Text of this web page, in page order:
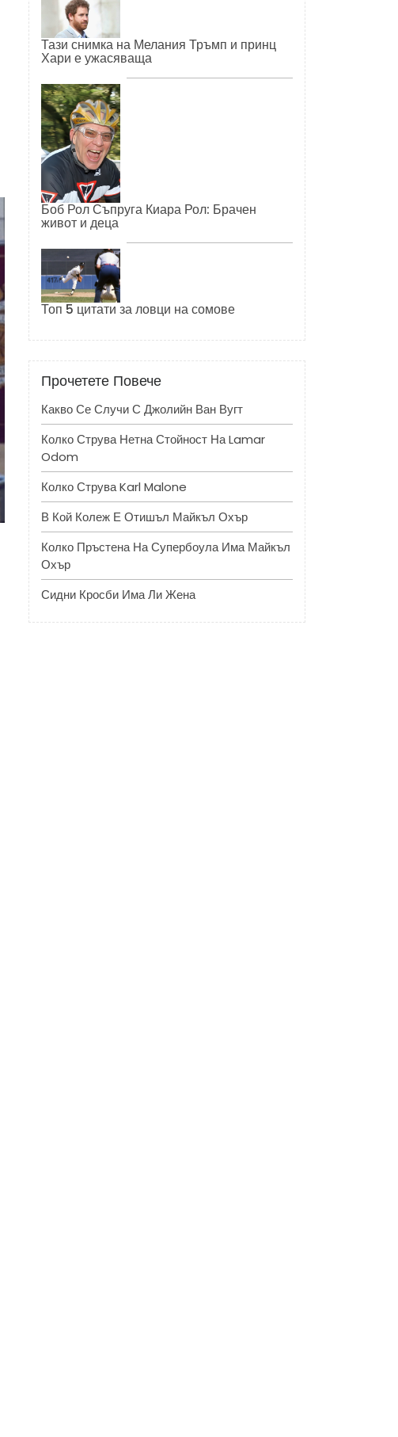
Тази снимка на Мелания Тръмп и принц
Хари е ужасяваща
Боб Рол Съпруга Киара Рол: Брачен
живот и деца
Топ 5 цитати за ловци на сомове
Прочетете Повече
Какво Се Случи С Джолийн Ван Вугт
Колко Струва Нетна Стойност На Lamar
Odom
Колко Струва Karl Malone
В Кой Колеж Е Отишъл Майкъл Охър
Колко Пръстена На Супербоула Има Майкъл
Охър
Сидни Кросби Има Ли Жена